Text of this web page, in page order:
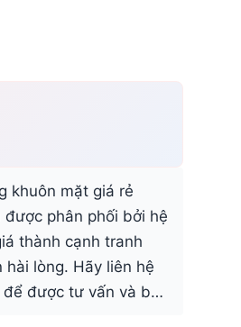
khuôn mặt giá rẻ
phân phối bởi hệ
thành cạnh tranh
lòng. Hãy liên hệ
để được tư vấn và b…